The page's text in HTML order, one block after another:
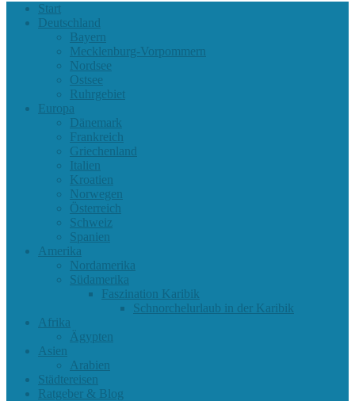
Start
Deutschland
Bayern
Mecklenburg-Vorpommern
Nordsee
Ostsee
Ruhrgebiet
Europa
Dänemark
Frankreich
Griechenland
Italien
Kroatien
Norwegen
Österreich
Schweiz
Spanien
Amerika
Nordamerika
Südamerika
Faszination Karibik
Schnorchelurlaub in der Karibik
Afrika
Ägypten
Asien
Arabien
Städtereisen
Ratgeber & Blog